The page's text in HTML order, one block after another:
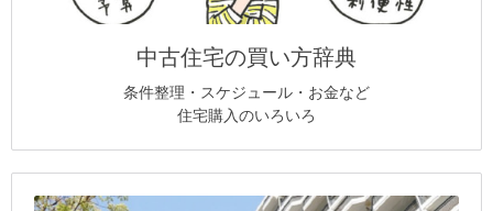
中古住宅の買い方辞典
条件整理・スケジュール・お金など
住宅購入のいろいろ